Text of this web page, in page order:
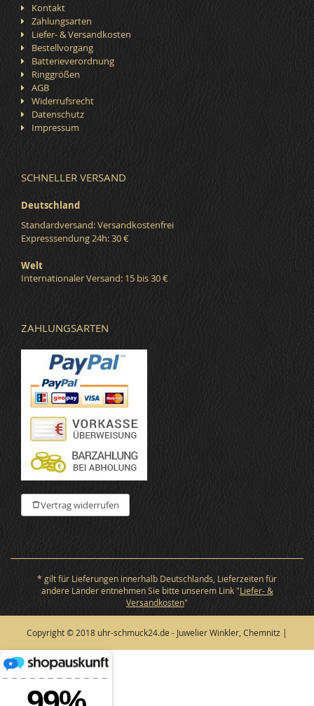
Kontakt
Zahlungsarten
Liefer- & Versandkosten
Bestellvorgang
Batterieverordnung
Ringgrößen
AGB
Widerrufsrecht
Datenschutz
Impressum
SCHNELLER VERSAND
Deutschland
Standardversand: Versandkostenfrei
Expresssendung 24h: 30 €
Welt
Internationaler Versand: 15 bis 30 €
ZAHLUNGSARTEN
Vertrag widerrufen
* gilt für Lieferungen innerhalb Deutschlands, Lieferzeiten für
andere Länder entnehmen Sie bitte unserem Link "Liefer- &
Versandkosten"
Copyright © 2018 uhr-schmuck24.de - Juwelier Winkler, Chemnitz |